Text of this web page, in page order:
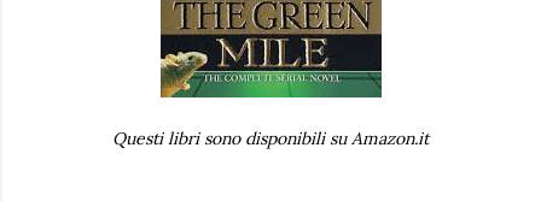
Questi libri sono disponibili su Amazon.it